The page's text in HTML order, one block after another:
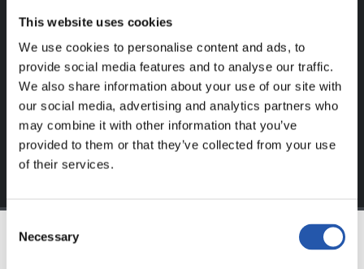
This website uses cookies
We use cookies to personalise content and ads, to
provide social media features and to analyse our traffic.
We also share information about your use of our site with
our social media, advertising and analytics partners who
may combine it with other information that you’ve
provided to them or that they’ve collected from your use
of their services.
Selection
Necessary
Este contenido es solo para los usuarios registrados en
nuestra web.
Loginy disfruta de
contenido exclusivo para ti.